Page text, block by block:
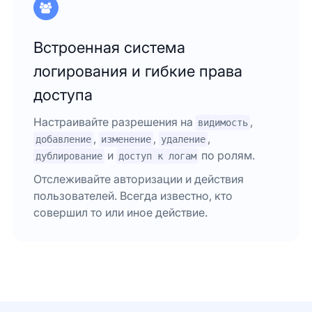
Встроенная система
логирования и гибкие права
доступа
Настраивайте разрешения на видимость ,
добавление , изменение , удаление ,
дублирование и доступ к логам по ролям.
Отслеживайте авторизации и действия
пользователей. Всегда известно, кто
совершил то или иное действие.